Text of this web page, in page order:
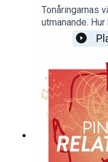
Tonåringarnas
utmanande.
vi tror på dem
själva faktiskt
skratt men
inspiration!